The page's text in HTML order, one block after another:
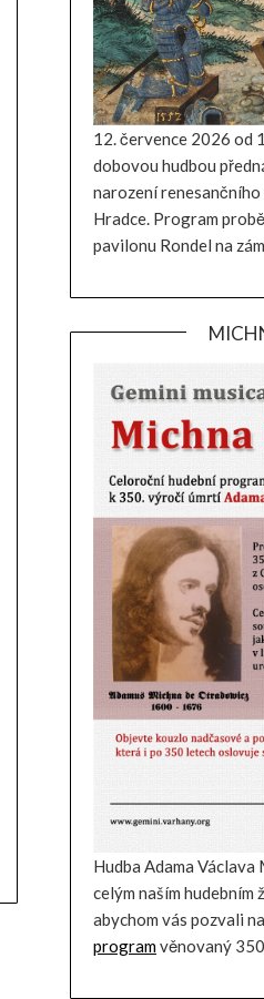
12. července 2026 od
dobovou hudbou
narození renesančního
Hradce. Program
pavilonu Rondel na
Hudba Adama
celým naším
abychom vás pozvali
programvěnovaný